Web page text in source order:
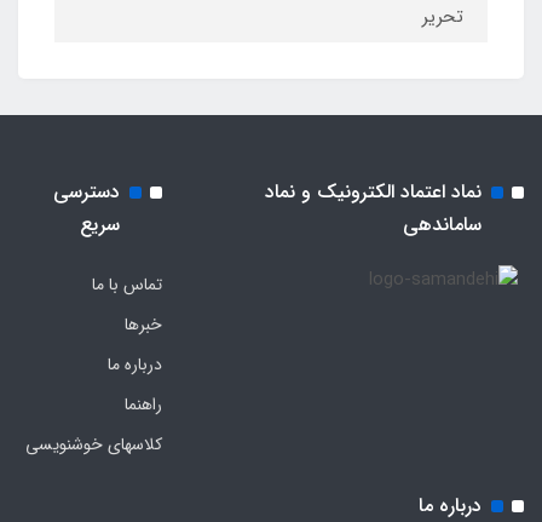
تحریر
نماد اعتماد الکترونیک و نماد
ساماندهی
دسترسی
سریع
تماس با ما
خبرها
درباره ما
راهنما
کلاسهای خوشنویسی
درباره ما